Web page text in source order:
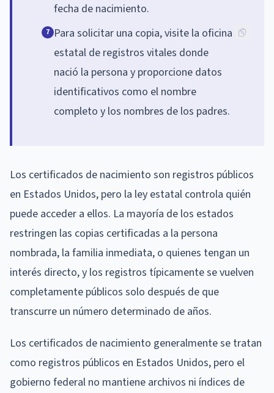
fecha de nacimiento.
7 Para solicitar una copia, visite la oficina
estatal de registros vitales donde
nació la persona y proporcione datos
identificativos como el nombre
completo y los nombres de los padres.
Los certificados de nacimiento son registros públicos
en Estados Unidos, pero la ley estatal controla quién
puede acceder a ellos. La mayoría de los estados
restringen las copias certificadas a la persona
nombrada, la familia inmediata, o quienes tengan un
interés directo, y los registros típicamente se vuelven
completamente públicos solo después de que
transcurre un número determinado de años.
Los certificados de nacimiento generalmente se tratan
como registros públicos en Estados Unidos, pero el
gobierno federal no mantiene archivos ni índices de